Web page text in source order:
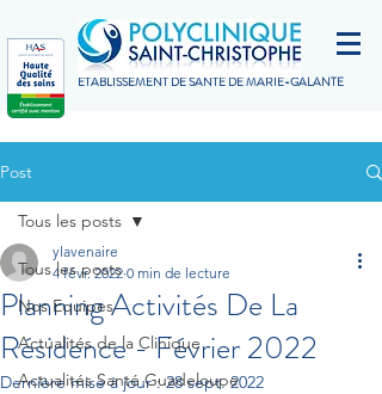
ETABLISSEMENT DE SANTÉ DE MARIE-GALANTE
Post
Tous les posts
Nos Equipes
Actualités de la Clinique
Actualités Santé Guadeloupe
Tous les posts
Planning Activités De La
Résidence - Février 2022
ylavenaire
4 févr. 2022 0 min de lecture
Dernière mise à jour :28 sept. 2022